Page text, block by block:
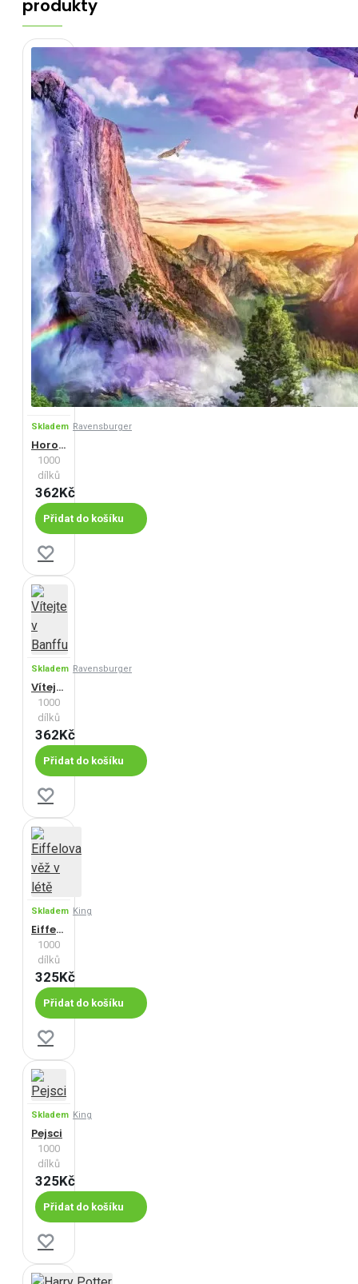
produkty
Skladem Ravensburger
Horolezecký požitek
1000
dílků
362Kč
Přidat do košíku
Skladem Ravensburger
Vítejte v Banffu
1000
dílků
362Kč
Přidat do košíku
Skladem King
Eiffelova věž v létě
1000
dílků
325Kč
Přidat do košíku
Skladem King
Pejsci
1000
dílků
325Kč
Přidat do košíku